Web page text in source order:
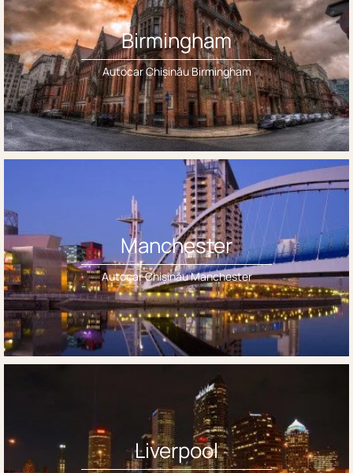
Birmingham
Autocar Chișinău Birmingham
Manchester
Autocar Chișinău Manchester
Liverpool